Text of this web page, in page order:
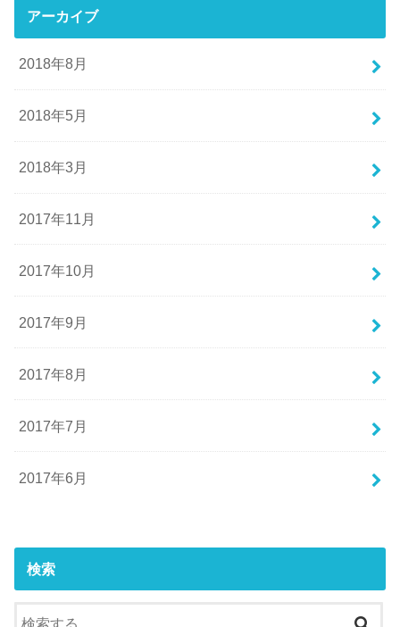
アーカイブ
2018年8月
2018年5月
2018年3月
2017年11月
2017年10月
2017年9月
2017年8月
2017年7月
2017年6月
検索